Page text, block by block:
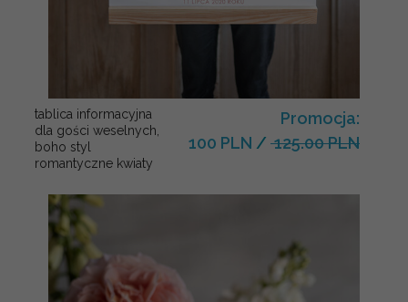
tablica informacyjna
dla gości weselnych,
boho styl
romantyczne kwiaty
Promocja:
100 PLN / 125.00 PLN